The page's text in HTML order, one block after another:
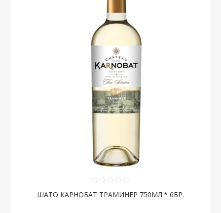
ШАТО КАРНОБАТ ТРАМИНЕР 750МЛ.* 6БР.